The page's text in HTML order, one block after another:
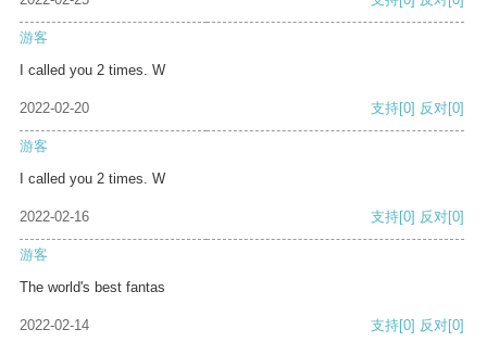
游客
I called you 2 times. W
2022-02-20 支持[0] 反对[0]
游客
I called you 2 times. W
2022-02-16 支持[0] 反对[0]
游客
The world's best fantas
2022-02-14 支持[0] 反对[0]